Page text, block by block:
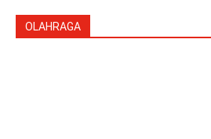
OLAHRAGA